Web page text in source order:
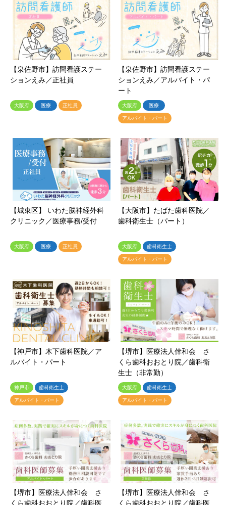
【泉佐野市】訪問看護ステー
ションえみ／正社員
大阪府 医療 正社員
【泉佐野市】訪問看護ステー
ションえみ／アルバイト・パ
ート
大阪府 医療
アルバイト・パート
【城東区】 いわた脳神経外科
クリニック／医療事務/受付
大阪府 医療 正社員
【大阪市】たばた歯科医院／
歯科衛生士（パート）
大阪府 歯科衛生士
アルバイト・パート
【神戸市】木下歯科医院／ア
ルバイト・パート
神戸市 歯科衛生士
アルバイト・パート
【堺市】医療法人倖和会 さ
くら歯科おおとり院／歯科衛
生士（非常勤）
大阪府 歯科衛生士
アルバイト・パート
【堺市】医療法人倖和会 さ
くら歯科おおとり院／歯科医
【堺市】医療法人倖和会 さ
くら歯科おおとり院／歯科医